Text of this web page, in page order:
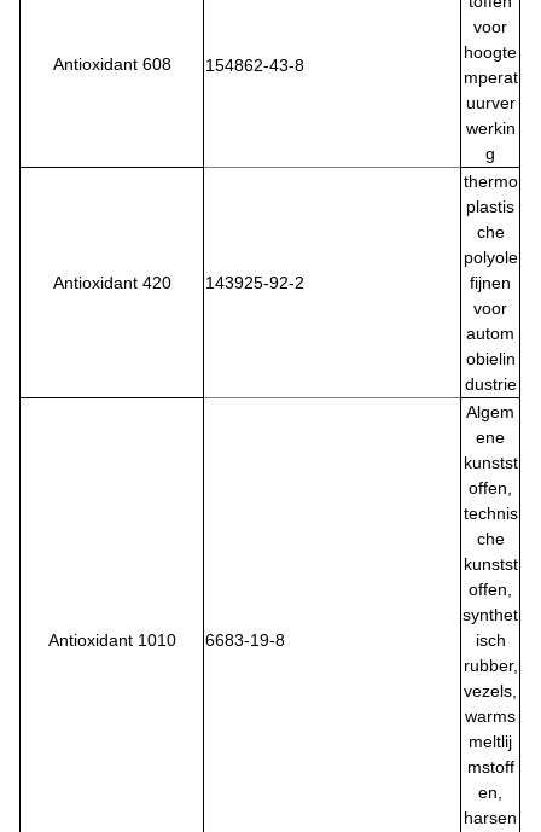
Antioxidant 608 154862-43-8
voor
hoogte
mperat
uurver
werkin
g
Antioxidant 420 143925-92-2
thermo
plastis
che
polyole
fijnen
voor
autom
obielin
dustrie
Antioxidant 1010 6683-19-8
Algem
ene
kunstst
offen,
technis
che
kunstst
offen,
synthet
isch
rubber,
vezels,
warms
meltlij
mstoff
en,
harsen